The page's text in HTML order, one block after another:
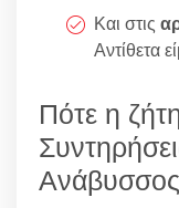
Και στις
Αντίθετα
Πότε η
Ανάβυσσος